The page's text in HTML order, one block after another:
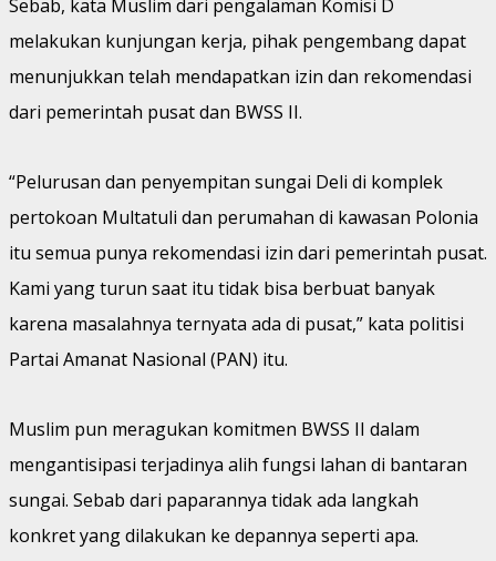
Sebab, kata Muslim dari pengalaman Komisi D
melakukan kunjungan kerja, pihak pengembang dapat
menunjukkan telah mendapatkan izin dan rekomendasi
dari pemerintah pusat dan BWSS II.
“Pelurusan dan penyempitan sungai Deli di komplek
pertokoan Multatuli dan perumahan di kawasan Polonia
itu semua punya rekomendasi izin dari pemerintah pusat.
Kami yang turun saat itu tidak bisa berbuat banyak
karena masalahnya ternyata ada di pusat,” kata politisi
Partai Amanat Nasional (PAN) itu.
Muslim pun meragukan komitmen BWSS II dalam
mengantisipasi terjadinya alih fungsi lahan di bantaran
sungai. Sebab dari paparannya tidak ada langkah
konkret yang dilakukan ke depannya seperti apa.